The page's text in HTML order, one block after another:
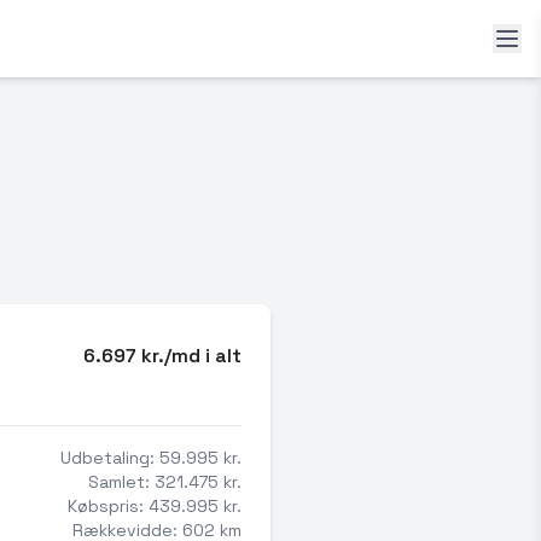
6.697 kr./md i alt
Udbetaling: 59.995 kr.
Samlet: 321.475 kr.
Købspris: 439.995 kr.
Rækkevidde: 602 km